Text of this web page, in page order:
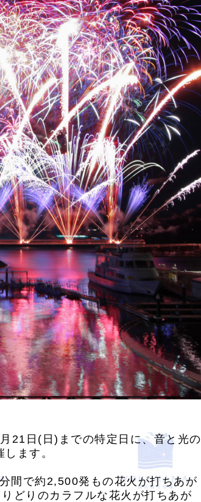
21日(日)までの特定日に、音と光の
ます。
間で約2,500発もの花火が打ちあが
どりのカラフルな花火が打ちあが